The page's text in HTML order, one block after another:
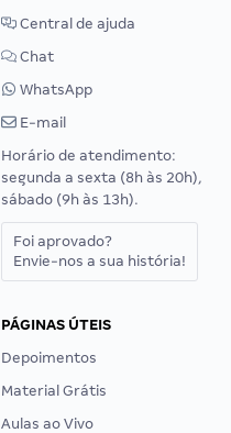
Central de ajuda
Chat
WhatsApp
E-mail
Horário de atendimento:
segunda a sexta (8h às 20h),
sábado (9h às 13h).
Foi aprovado?
Envie-nos a sua história!
PÁGINAS ÚTEIS
Depoimentos
Material Grátis
Aulas ao Vivo